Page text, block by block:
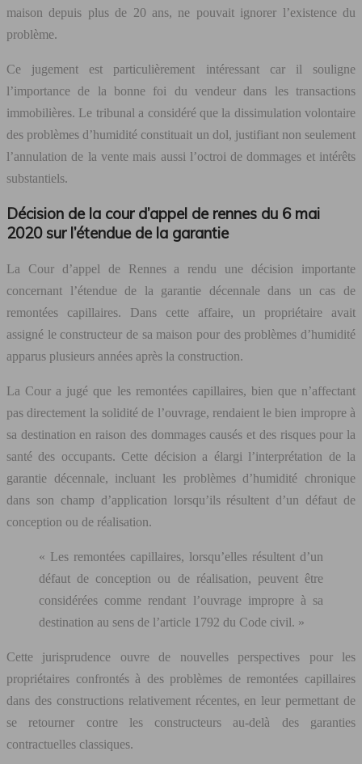
maison depuis plus de 20 ans, ne pouvait ignorer l’existence du
problème.
Ce jugement est particulièrement intéressant car il souligne
l’importance de la bonne foi du vendeur dans les transactions
immobilières. Le tribunal a considéré que la dissimulation volontaire
des problèmes d’humidité constituait un dol, justifiant non seulement
l’annulation de la vente mais aussi l’octroi de dommages et intérêts
substantiels.
Décision de la cour d’appel de rennes du 6 mai
2020 sur l’étendue de la garantie
La Cour d’appel de Rennes a rendu une décision importante
concernant l’étendue de la garantie décennale dans un cas de
remontées capillaires. Dans cette affaire, un propriétaire avait
assigné le constructeur de sa maison pour des problèmes d’humidité
apparus plusieurs années après la construction.
La Cour a jugé que les remontées capillaires, bien que n’affectant
pas directement la solidité de l’ouvrage, rendaient le bien impropre à
sa destination en raison des dommages causés et des risques pour la
santé des occupants. Cette décision a élargi l’interprétation de la
garantie décennale, incluant les problèmes d’humidité chronique
dans son champ d’application lorsqu’ils résultent d’un défaut de
conception ou de réalisation.
« Les remontées capillaires, lorsqu’elles résultent d’un
défaut de conception ou de réalisation, peuvent être
considérées comme rendant l’ouvrage impropre à sa
destination au sens de l’article 1792 du Code civil. »
Cette jurisprudence ouvre de nouvelles perspectives pour les
propriétaires confrontés à des problèmes de remontées capillaires
dans des constructions relativement récentes, en leur permettant de
se retourner contre les constructeurs au-delà des garanties
contractuelles classiques.